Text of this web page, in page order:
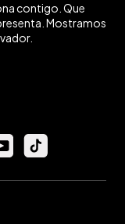
contigo. Que
Mostramos